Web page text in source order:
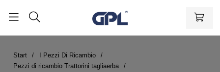
Start
I Pezzi Di Ricambio
Pezzi di ricambio Trattorini tagliaerba